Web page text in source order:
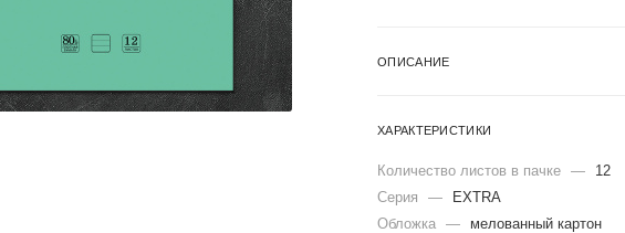
ОПИСАНИЕ
ХАРАКТЕРИСТИКИ
Количество листов в пачке —
12
Серия
—
EXTRA
Обложка —
мелованный картон